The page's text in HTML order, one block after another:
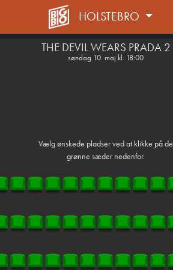
HOLSTEBRO
THE DEVIL WEARS PRADA 2
søndag 10. maj kl. 18:00
Vælg ønskede pladser ved at klikke på de
grønne sæder nedenfor.
1step-front02 015420